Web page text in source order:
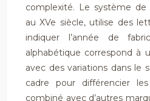
complexité. Le système de
au XVe siècle, utilise des
indiquer l’année de
alphabétique correspond à
avec des variations dans le
cadre pour différencier
combiné avec d’autres